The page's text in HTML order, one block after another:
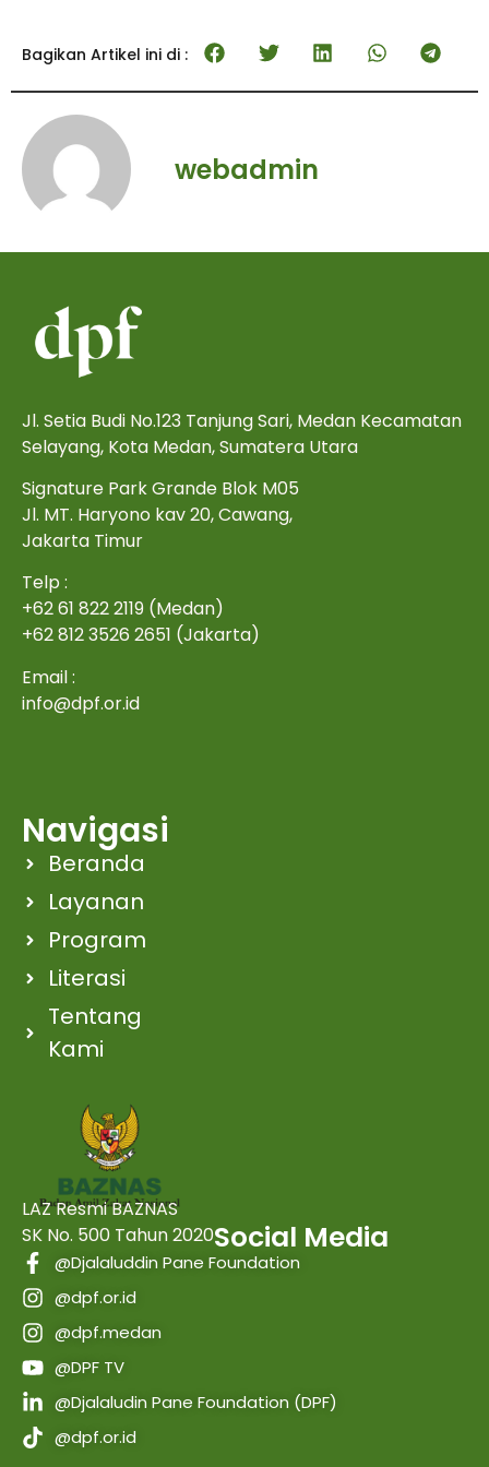
Bagikan Artikel ini di :
webadmin
Jl. Setia Budi No.123 Tanjung Sari, Medan Kecamatan
Selayang, Kota Medan, Sumatera Utara
Signature Park Grande Blok M05
Jl. MT. Haryono kav 20, Cawang,
Jakarta Timur
Telp :
+62 61 822 2119 (Medan)
+62 812 3526 2651 (Jakarta)
Email :
info@dpf.or.id
Navigasi
Beranda
Layanan
Program
Literasi
Tentang
Kami
LAZ Resmi BAZNAS
SK No. 500 Tahun 2020Social Media
@Djalaluddin Pane Foundation
@dpf.or.id
@dpf.medan
@DPF TV
@Djalaludin Pane Foundation (DPF)
@dpf.or.id